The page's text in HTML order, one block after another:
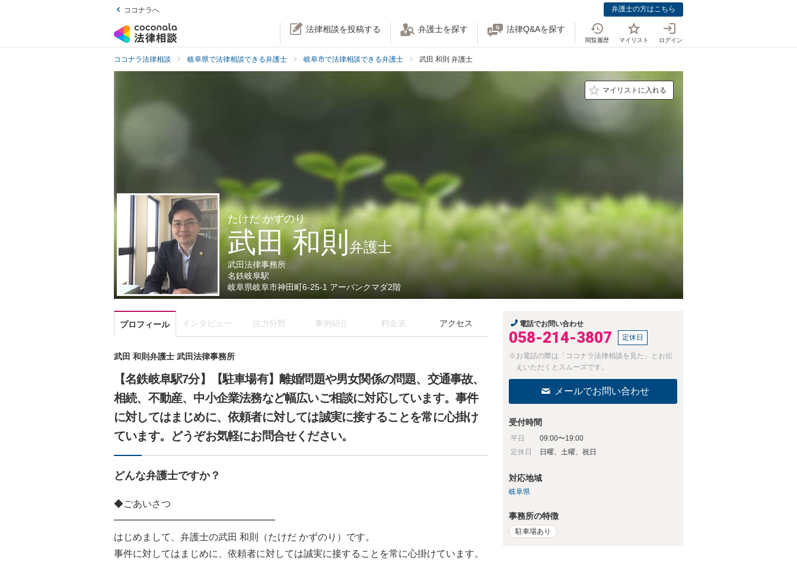
ココナラへ 弁護士の方はこちら
法律相談を投稿する 弁護士を探す 法律Q&Aを探す
閲覧履歴 マイリスト ログイン
ココナラ法律相談 岐阜県で法律相談できる弁護士 岐阜市で法律相談できる弁護士 武田 和則 弁護士
マイリストに入れる
たけだ かずのり
武田 和則弁護士
武田法律事務所
名鉄岐阜駅
岐阜県岐阜市神田町6-25-1 アーバンクマダ2階
プロフィール インタビュー 注力分野 事例紹介 料金表 アクセス
武田 和則弁護士 武田法律事務所
【名鉄岐阜駅7分】【駐車場有】離婚問題や男女関係の問題、交通事故、
相続、不動産、中小企業法務など幅広いご相談に対応しています。事件
に対してはまじめに、依頼者に対しては誠実に接することを常に心掛け
ています。どうぞお気軽にお問合せください。
どんな弁護士ですか？
◆ごあいさつ
━━━━━━━━━━━━━━━━━
はじめまして、弁護士の武田 和則（たけだ かずのり）です。
事件に対してはまじめに、依頼者に対しては誠実に接することを常に心掛けています。
電話でお問い合わせ
058-214-3807 定休日
※お電話の際は「ココナラ法律相談を見た」とお伝
えいただくとスムーズです。
メールでお問い合わせ
受付時間
平日
09:00〜19:00
定休日
日曜、土曜、祝日
対応地域
岐阜県
事務所の特徴
駐車場あり